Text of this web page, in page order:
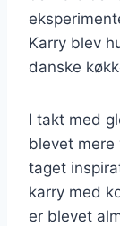
Karry blev
danske
I takt med
blevet mere
taget
karry med
er blevet